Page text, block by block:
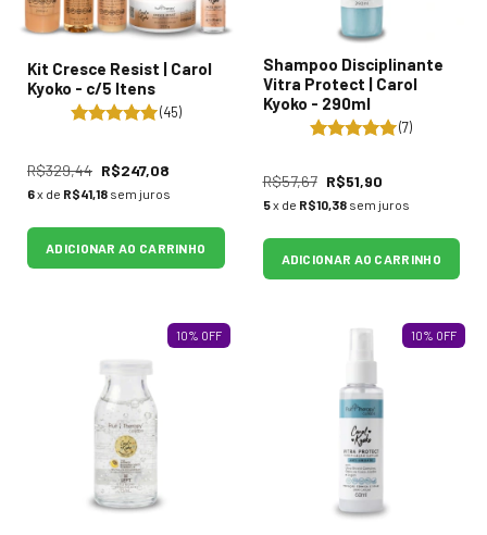
Kit Cresce Resist | Carol
Kyoko - c/5 Itens
(45)
R$329,44 R$247,08
6x de R$41,18 sem juros
ADICIONAR AO CARRINHO
Shampoo Disciplinante
Vitra Protect | Carol
Kyoko - 290ml
(7)
R$57,67 R$51,90
5x de R$10,38 sem juros
ADICIONAR AO CARRINHO
10% OFF 10% OFF